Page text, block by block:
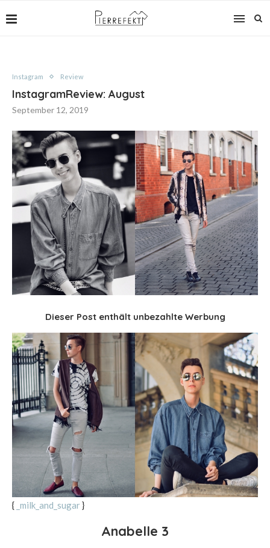
Instagram Review
InstagramReview: August
September 12, 2019
Dieser Post enthält unbezahlte Werbung
{ _milk_and_sugar}
Anabelle 3